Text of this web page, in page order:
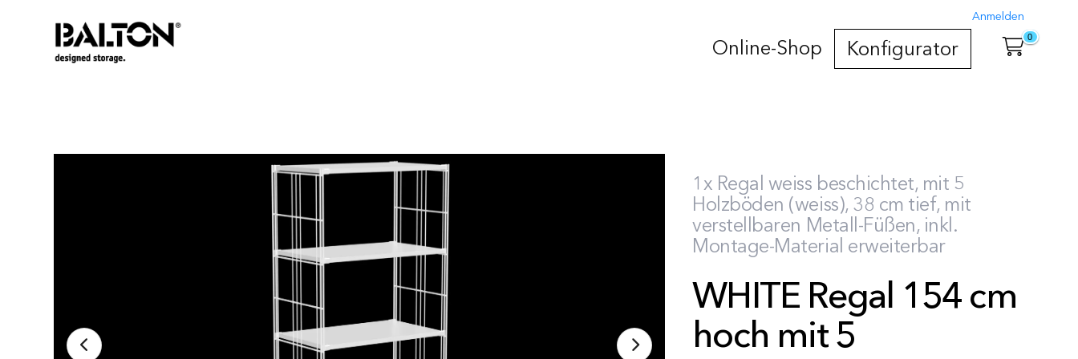
Anmelden
0
Online-Shop Konfigurator
1x Regal weiss beschichtet, mit 5
Holzböden (weiss), 38 cm tief, mit
verstellbaren Metall-Füßen, inkl.
Montage-Material erweiterbar
WHITE Regal 154 cm
hoch mit 5